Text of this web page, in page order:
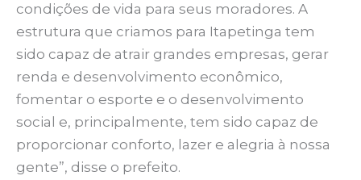
condições de vida para seus moradores. A
estrutura que criamos para Itapetinga tem
sido capaz de atrair grandes empresas, gerar
renda e desenvolvimento econômico,
fomentar o esporte e o desenvolvimento
social e, principalmente, tem sido capaz de
proporcionar conforto, lazer e alegria à nossa
gente”, disse o prefeito.